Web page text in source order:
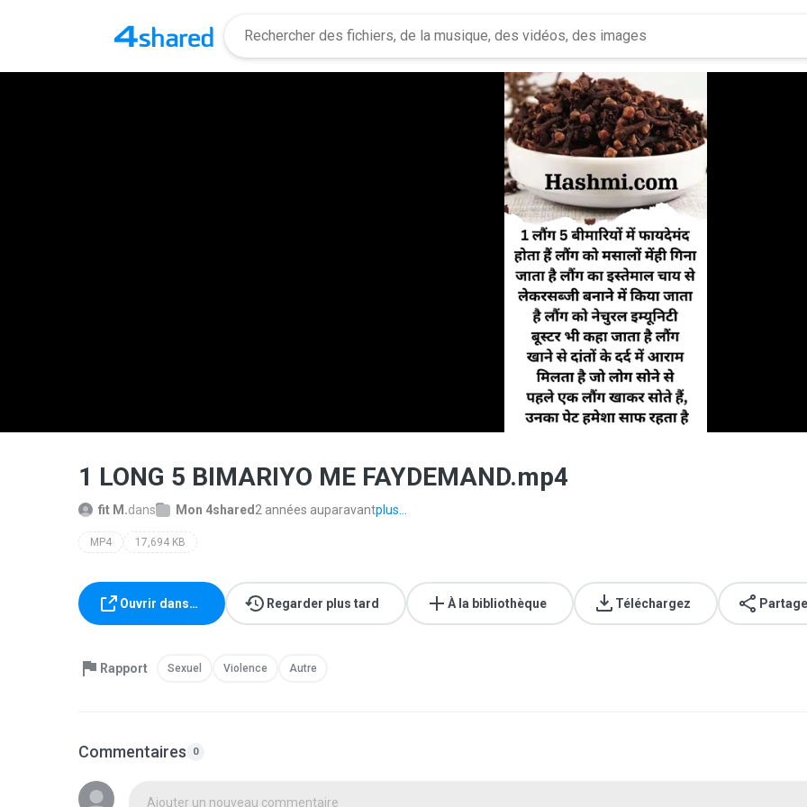
1 LONG 5 BIMARIYO ME FAYDEMAND.mp4
fit M.dans Mon 4shared 2 années auparavantplus...
MP4 17,694 KB
Ouvrir dans… Regarder plus tard À la bibliothèque Téléchargez
Rapport Sexuel Violence Autre
Commentaires 0
Ajouter un nouveau commentaire